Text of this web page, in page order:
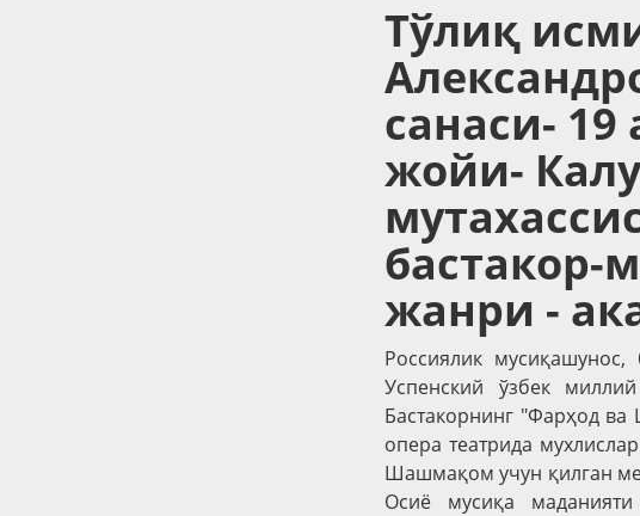
Тўлиқ
санаси- 19
жойи-
бастакор-
жанри -
Россиялик
Успенский ўзбек
Бастакорнинг "Фарҳод
опера театрида
Шашмақом учун қилган
Осиё мусиқа